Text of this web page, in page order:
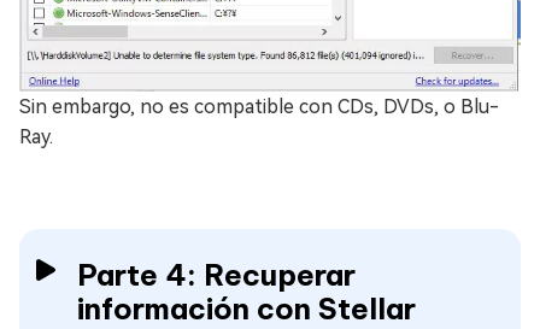
Sin embargo, no es compatible con CDs, DVDs, o Blu-
Ray.
Parte 4: Recuperar
información con Stellar